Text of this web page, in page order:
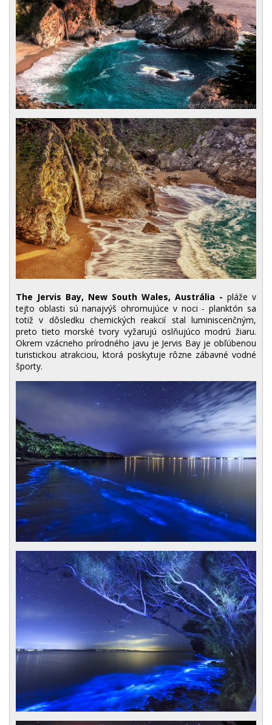
The Jervis Bay, New South Wales, Austrália - pláže v
tejto oblasti sú nanajvýš ohromujúce v noci - planktón sa
totiž v dôsledku chemických reakcií stal luminiscenčným,
preto tieto morské tvory vyžarujú oslňujúco modrú žiaru.
Okrem vzácneho prírodného javu je Jervis Bay je obľúbenou
turistickou atrakciou, ktorá poskytuje rôzne zábavné vodné
športy.